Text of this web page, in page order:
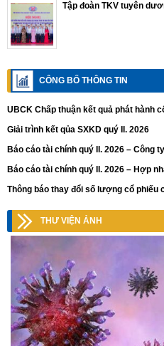
Tập đoàn TKV tuyên
CÔNG BỐ THÔNG TIN
UBCK Chấp thuận kết quả phát hành
Giải trình kết qủa SXKD quý II. 2026
Báo cáo tài chính quý II. 2026 – Công
Báo cáo tài chính quý II. 2026 – Hợp
Thông báo thay đổi số lượng cổ phiếu
THƯ VIỆN ẢNH